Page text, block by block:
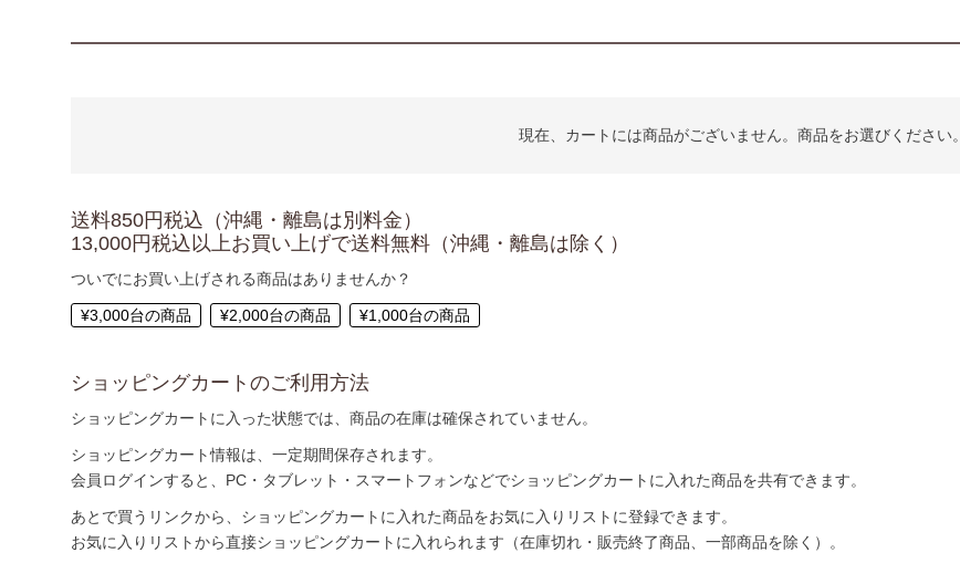
現在、カートには商品がございません。商品をお選びください。
送料850円税込（沖縄・離島は別料金）
13,000円税込以上お買い上げで送料無料（沖縄・離島は除く）
ついでにお買い上げされる商品はありませんか？
¥3,000台の商品 ¥2,000台の商品 ¥1,000台の商品
ショッピングカートのご利用方法
ショッピングカートに入った状態では、商品の在庫は確保されていません。
ショッピングカート情報は、一定期間保存されます。
会員ログインすると、PC・タブレット・スマートフォンなどでショッピングカートに入れた商品を共有できます。
あとで買うリンクから、ショッピングカートに入れた商品をお気に入りリストに登録できます。
お気に入りリストから直接ショッピングカートに入れられます（在庫切れ・販売終了商品、一部商品を除く）。